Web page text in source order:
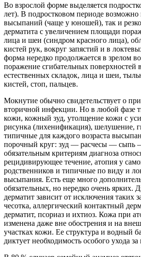
Во взрослой форме выделяется
лет). В подростковом периоде возможно
высыпаний (чаще у юношей), так и
дерматита с увеличением площади
лица и шеи (синдром красного лица),
кистей рук, вокруг запястий и в
форма нередко продолжается в зрелом
поражение сгибательных поверхностей
естественных складок, лица и шеи,
кистей, стоп, пальцев.
Мокнутие обычно свидетельствует о
вторичной инфекции. Но в любой фазе
кожи, кожный зуд, утолщение кожи с
рисунка (лихенификация), шелушение,
типичные для каждого возраста
порочный круг: зуд — расчесы — сыпь
обязательным критериям диагноза
рецидивирующее течение, атопия у
родственников и типичные по виду и
высыпания. Есть еще много
обязательных, но нередко очень ярких.
дерматит зависит от исключения таких
чесотка, аллергический контактный
дерматит, псориаз и ихтиоз. Кожа при
изменена даже вне обострения и на
участках кожи. Ее структура и водный
диктует необходимость особого ухода